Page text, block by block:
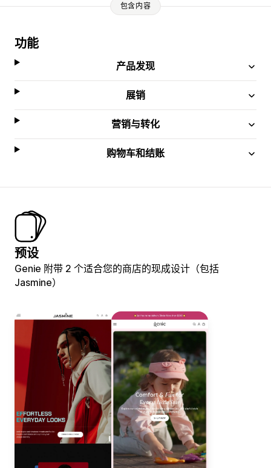
包含内容
功能
产品发现
展销
营销与转化
购物车和结账
预设
Genie 附带 2 个适合您的商店的现成设计（包括
Jasmine）